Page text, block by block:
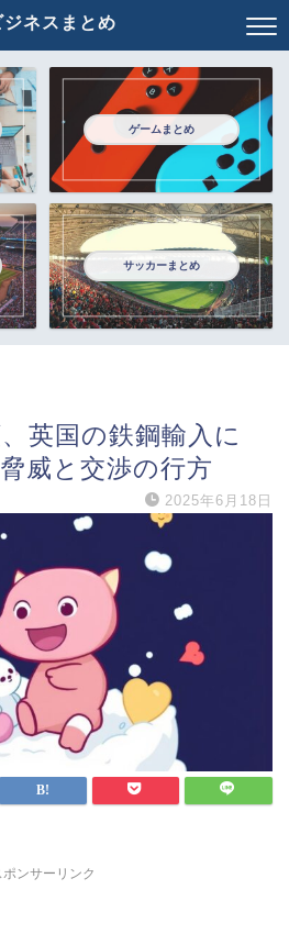
ジネスまとめ
ゲームまとめ
サッカーまとめ
英国の鉄鋼輸入に
威と交渉の行方
2025年6月18日
ポンサーリンク